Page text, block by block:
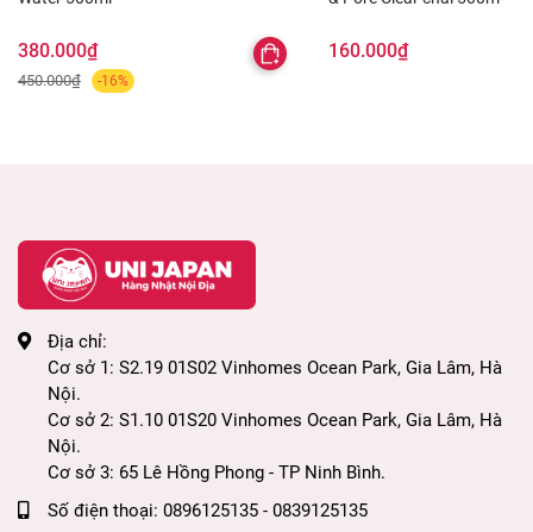
điểm.
Lau toàn bộ mặt, sử dụng thêm bông tẩy trang
nếu cần.
380.000₫
450.000₫ -16%
160.000₫
Địa chỉ:
Cơ sở 1: S2.19 01S02 Vinhomes Ocean Park, Gia Lâm, Hà
Nội.
Cơ sở 2: S1.10 01S20 Vinhomes Ocean Park, Gia Lâm, Hà
Nội.
Cơ sở 3: 65 Lê Hồng Phong - TP Ninh Bình.
Số điện thoại: 0896125135 - 0839125135